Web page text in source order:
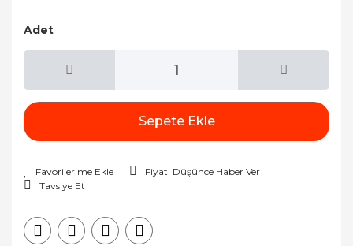
Adet
Sepete Ekle
Fiyatı Düşünce Haber Ver
Tavsiye Et